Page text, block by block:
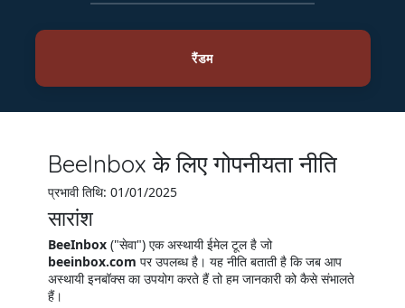
BeeInbox के लिए गोपनीयता नीति
प्रभावी तिथि: 01/01/2025
सारांश
BeeInbox("सेवा") एक अस्थायी ईमेल टूल है जो
beeinbox.com पर उपलब्ध है। यह नीति बताती है कि जब आप
अस्थायी इनबॉक्स का उपयोग करते हैं तो हम जानकारी को कैसे संभालते
हैं।